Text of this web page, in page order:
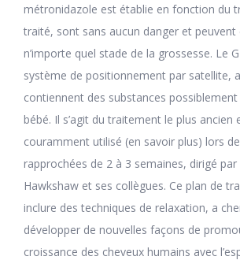
métronidazole est établie en fonction du
traité, sont sans aucun danger et peuvent
n’importe quel stade de la grossesse. Le
système de positionnement par satellite,
contiennent des substances
bébé. Il s’agit du traitement le plus ancien
couramment utilisé (en savoir plus) lors
rapprochées de 2 à 3 semaines, dirigé
Hawkshaw et ses collègues. Ce plan de
inclure des techniques de relaxation, a
développer de nouvelles façons de
croissance des cheveux humains avec